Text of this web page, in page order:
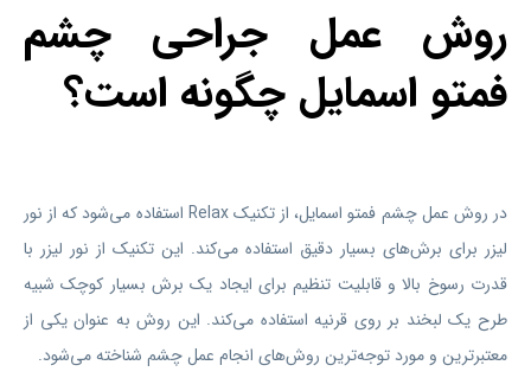
روش عمل جراحی چشم
فمتو اسمایل چگونه است؟
در روش عمل چشم فمتو اسمایل، از تکنیک Relax استفاده می‌شود که از نور
لیزر برای برش‌های بسیار دقیق استفاده می‌کند. این تکنیک از نور لیزر با
قدرت رسوخ بالا و قابلیت تنظیم برای ایجاد یک برش بسیار کوچک شبیه
طرح یک لبخند بر روی قرنیه استفاده می‌کند. این روش به عنوان یکی از
معتبر‌ترین و مورد توجه‌ترین روش‌های انجام عمل چشم شناخته می‌شود.